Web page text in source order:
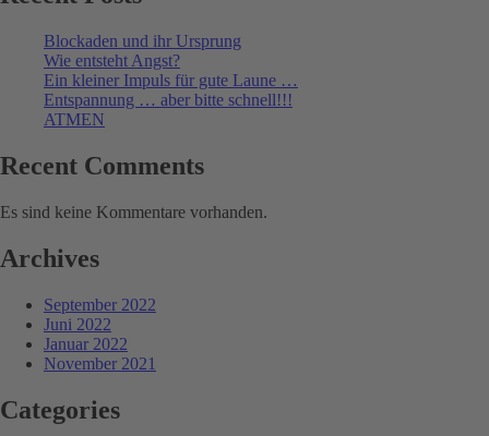
Blockaden und ihr Ursprung
Wie entsteht Angst?
Ein kleiner Impuls für gute Laune …
Entspannung … aber bitte schnell!!!
ATMEN
Recent Comments
Es sind keine Kommentare vorhanden.
Archives
September 2022
Juni 2022
Januar 2022
November 2021
Categories